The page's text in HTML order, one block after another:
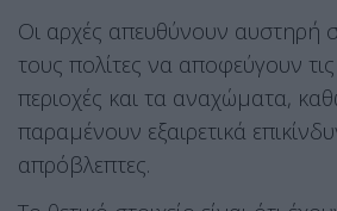
Οι αρχές απευθύνουν αυστηρή
τους πολίτες να αποφεύγουν
περιοχές και τα αναχώματα,
παραμένουν εξαιρετικά
απρόβλεπτες.